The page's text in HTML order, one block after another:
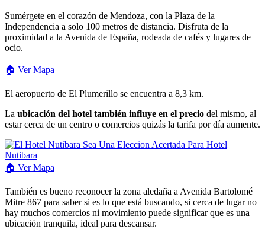
Sumérgete en el corazón de Mendoza, con la Plaza de la
Independencia a solo 100 metros de distancia. Disfruta de la
proximidad a la Avenida de España, rodeada de cafés y lugares de
ocio.
🏠 Ver Mapa
El aeropuerto de El Plumerillo se encuentra a 8,3 km.
La ubicación del hotel también influye en el precio del mismo, al
estar cerca de un centro o comercios quizás la tarifa por día aumente.
🏠 VerMapa
También es bueno reconocer la zona aledaña a Avenida Bartolomé
Mitre 867 para saber si es lo que está buscando, si cerca de lugar no
hay muchos comercios ni movimiento puede significar que es una
ubicación tranquila, ideal para descansar.